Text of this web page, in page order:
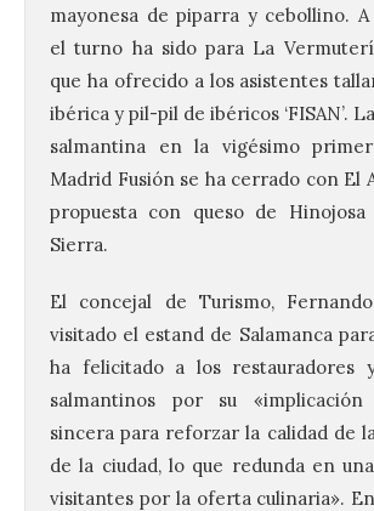
mayonesa de piparra y cebollino.
el turno ha sido para La
que ha ofrecido a los asistentes
ibérica y pil-pil de ibéricos ‘FISAN’.
salmantina en la vigésimo
Madrid Fusión se ha cerrado con El
propuesta con queso de
Sierra.
El concejal de Turismo,
visitado el estand de Salamanca
ha felicitado a los restauradores
salmantinos por su
sincera para reforzar la calidad de
de la ciudad, lo que redunda en
visitantes por la oferta culinaria».